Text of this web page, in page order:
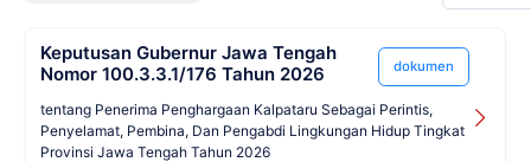
Keputusan Gubernur Jawa Tengah
Nomor 100.3.3.1/176 Tahun 2026
dokumen
tentang Penerima Penghargaan Kalpataru Sebagai Perintis,
Penyelamat, Pembina, Dan Pengabdi Lingkungan Hidup Tingkat
Provinsi Jawa Tengah Tahun 2026